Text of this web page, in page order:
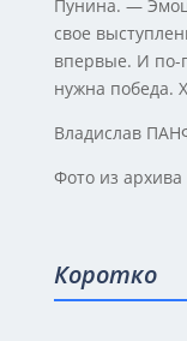
Пунина. —
свое
впервые. И по-
нужна победа.
Владислав
Фото из
Коротко